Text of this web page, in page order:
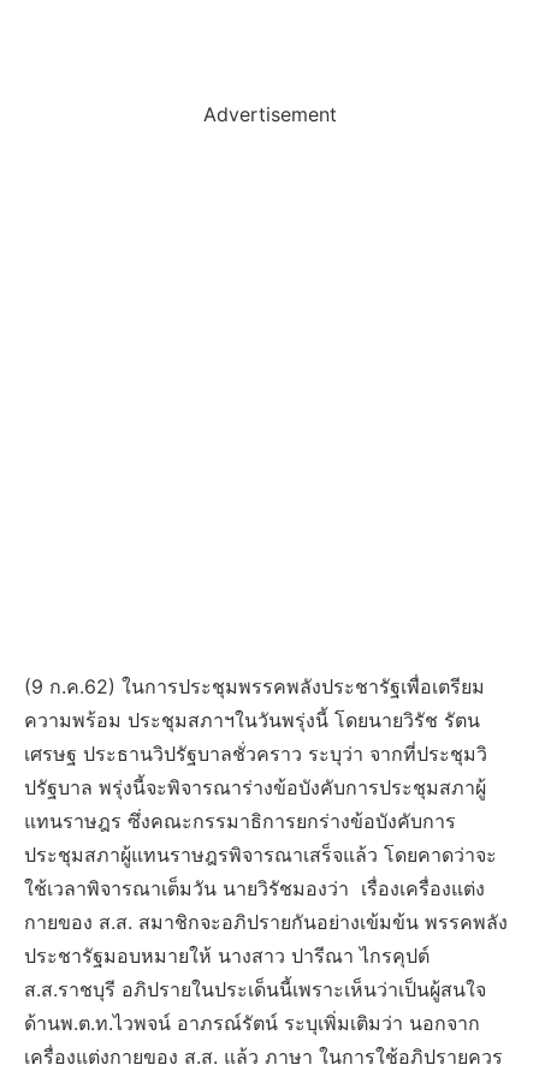
Advertisement
(9 ก.ค.62) ในการประชุมพรรคพลังประชารัฐเพื่อเตรียม
ความพร้อม ประชุมสภาฯในวันพรุ่งนี้ โดยนายวิรัช รัตน
เศรษฐ ประธานวิปรัฐบาลชั่วคราว ระบุว่า จากที่ประชุมวิ
ปรัฐบาล พรุ่งนี้จะพิจารณาร่างข้อบังคับการประชุมสภาผู้
แทนราษฎร ซึ่งคณะกรรมาธิการยกร่างข้อบังคับการ
ประชุมสภาผู้แทนราษฎรพิจารณาเสร็จแล้ว โดยคาดว่าจะ
ใช้เวลาพิจารณาเต็มวัน นายวิรัชมองว่า เรื่องเครื่องแต่ง
กายของ ส.ส. สมาชิกจะอภิปรายกันอย่างเข้มข้น พรรคพลัง
ประชารัฐมอบหมายให้ นางสาว ปารีณา ไกรคุปต์
ส.ส.ราชบุรี อภิปรายในประเด็นนี้เพราะเห็นว่าเป็นผู้สนใจ
ด้านพ.ต.ท.ไวพจน์ อาภรณ์รัตน์ ระบุเพิ่มเติมว่า นอกจาก
เครื่องแต่งกายของ ส.ส. แล้ว ภาษา ในการใช้อภิปรายควร